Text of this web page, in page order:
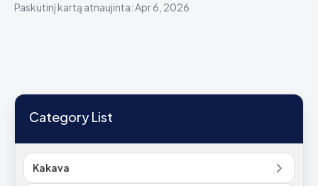
Paskutinį kartą atnaujinta: Apr 6, 2026
Category List
Kakava